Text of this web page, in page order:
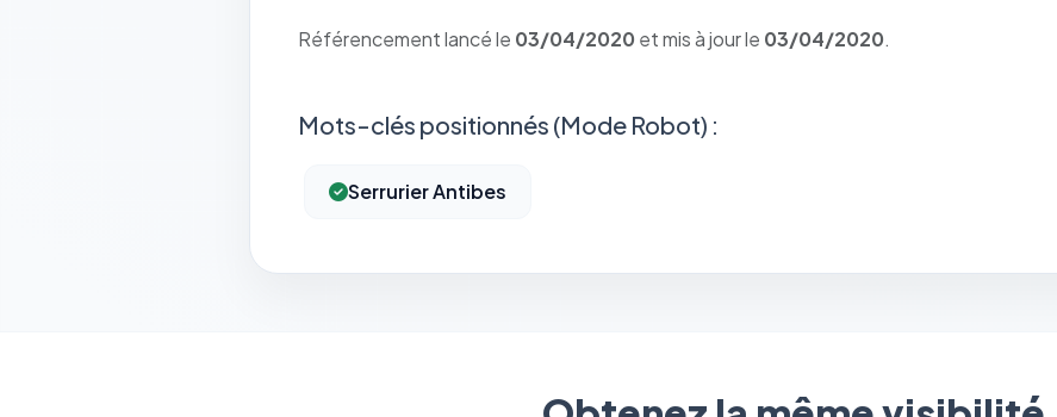
Référencement lancé le 03/04/2020 et mis à jour le 03/04/2020.
Mots-clés positionnés (Mode Robot) :
Serrurier Antibes
mémorisation de vos choix de consentement. Ils ne peuvent